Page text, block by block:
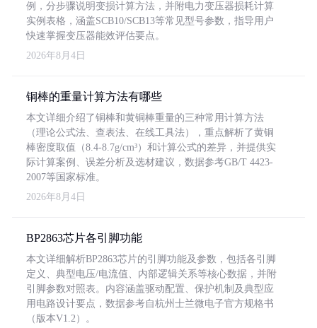
例，分步骤说明变损计算方法，并附电力变压器损耗计算
实例表格，涵盖SCB10/SCB13等常见型号参数，指导用户
快速掌握变压器能效评估要点。
2026年8月4日
铜棒的重量计算方法有哪些
本文详细介绍了铜棒和黄铜棒重量的三种常用计算方法
（理论公式法、查表法、在线工具法），重点解析了黄铜
棒密度取值（8.4-8.7g/cm³）和计算公式的差异，并提供实
际计算案例、误差分析及选材建议，数据参考GB/T 4423-
2007等国家标准。
2026年8月4日
BP2863芯片各引脚功能
本文详细解析BP2863芯片的引脚功能及参数，包括各引脚
定义、典型电压/电流值、内部逻辑关系等核心数据，并附
引脚参数对照表。内容涵盖驱动配置、保护机制及典型应
用电路设计要点，数据参考自杭州士兰微电子官方规格书
（版本V1.2）。